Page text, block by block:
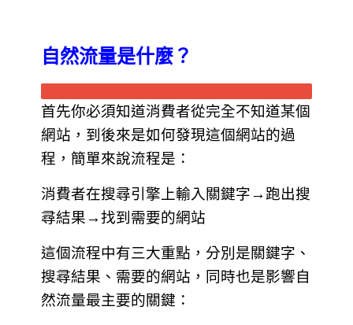
自然流量是什麼？
首先你必須知道消費者從完全不知道某個
網站，到後來是如何發現這個網站的過
程，簡單來說流程是：
消費者在搜尋引擎上輸入關鍵字→跑出搜
尋結果→找到需要的網站
這個流程中有三大重點，分別是關鍵字、
搜尋結果、需要的網站，同時也是影響自
然流量最主要的關鍵：